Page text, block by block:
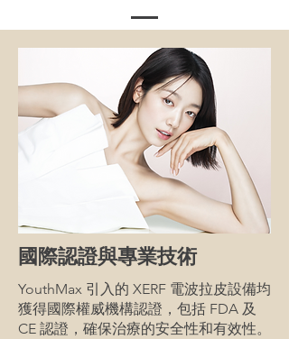
國際認證與專業技術
YouthMax 引入的 XERF 電波拉皮設備均
獲得國際權威機構認證，包括 FDA 及
CE 認證，確保治療的安全性和有效性。